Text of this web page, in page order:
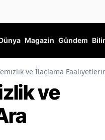
Magazin Gündem
ve İlaçlama
ve